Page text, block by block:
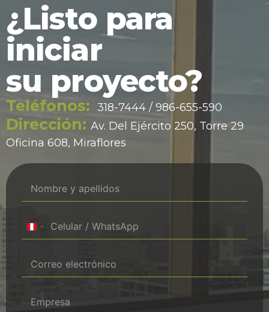
¿Listo para
iniciar
su proyecto?
Teléfonos: 318-7444 / 986-655-590
Dirección: Av. Del Ejército 250, Torre 29
Oficina 608, Miraflores
Peru +51